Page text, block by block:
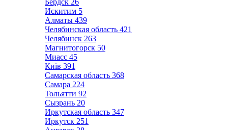
Бердск 26
Искитим 5
Алматы 439
Челябинская область 421
Челябинск 263
Магнитогорск 50
Миасс 45
Київ 391
Самарская область 368
Самара 224
Тольятти 92
Сызрань 20
Иркутская область 347
Иркутск 251